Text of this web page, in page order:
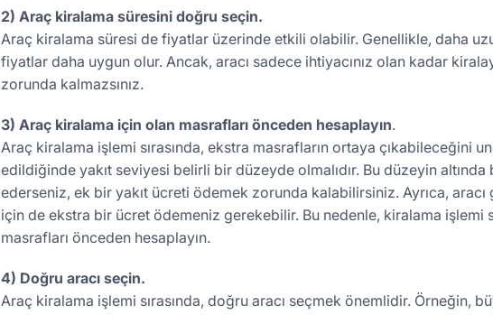
2) Araç kiralama süresini doğru seçin.
Araç kiralama süresi de fiyatlar üzerinde etkili olabilir. Genellikle, daha
fiyatlar daha uygun olur. Ancak, aracı sadece ihtiyacınız olan kadar
zorunda kalmazsınız.
3) Araç kiralama için olan masrafları önceden hesaplayın.
Araç kiralama işlemi sırasında, ekstra masrafların ortaya çıkabileceğini
edildiğinde yakıt seviyesi belirli bir düzeyde olmalıdır. Bu düzeyin altında
ederseniz, ek bir yakıt ücreti ödemek zorunda kalabilirsiniz. Ayrıca,
için de ekstra bir ücret ödemeniz gerekebilir. Bu nedenle, kiralama işlemi
masrafları önceden hesaplayın.
4) Doğru aracı seçin.
Araç kiralama işlemi sırasında, doğru aracı seçmek önemlidir. Örneğin,